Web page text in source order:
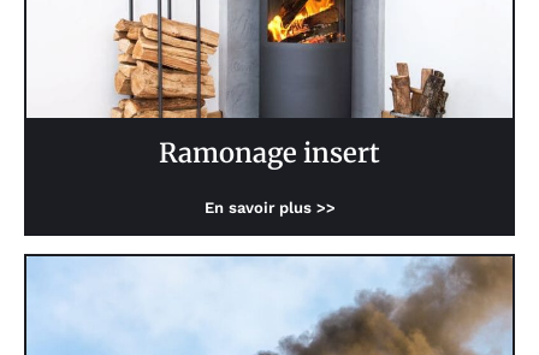
Ramonage insert
En savoir plus >>